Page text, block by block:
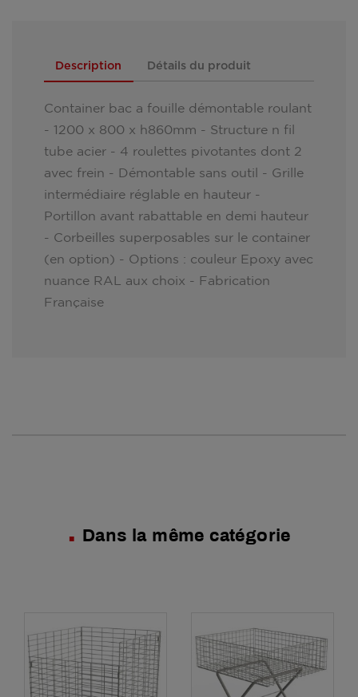
Description Détails du produit
Container bac a fouille démontable roulant
- 1200 x 800 x h860mm - Structure n fil
tube acier - 4 roulettes pivotantes dont 2
avec frein - Démontable sans outil - Grille
intermédiaire réglable en hauteur -
Portillon avant rabattable en demi hauteur
- Corbeilles superposables sur le container
(en option) - Options : couleur Epoxy avec
nuance RAL aux choix - Fabrication
Française
Dans la même catégorie